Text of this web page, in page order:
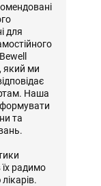
для
який ми
Наша
та
радимо